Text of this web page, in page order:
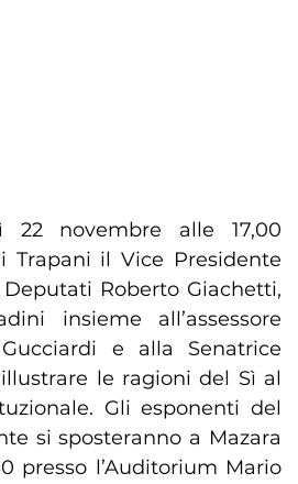
22 novembre alle 17,00
Trapani il Vice Presidente
Roberto Giachetti,
insieme all’assessore
e alla Senatrice
le ragioni del Sì al
Gli esponenti del
si sposteranno a Mazara
presso l’Auditorium Mario